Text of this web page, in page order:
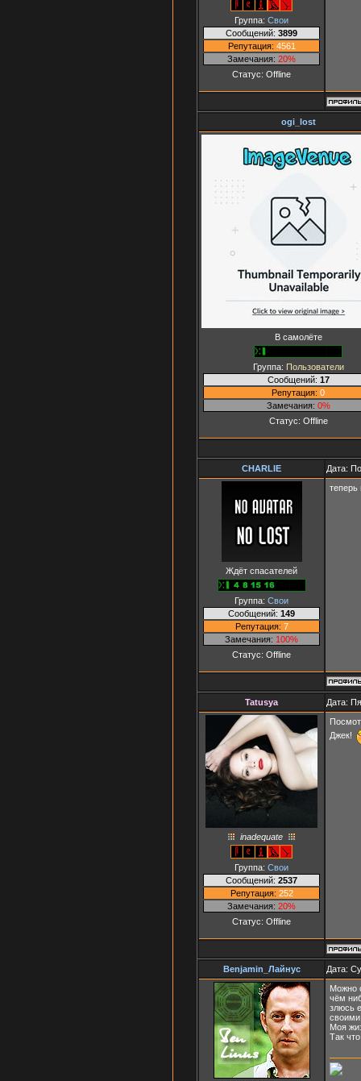
Группа: Свои
Сообщений: 3899
Репутация: 4561
Замечания: 20%
Статус: Offline
ogi_lost
В самолёте
Группа: Пользователи
Сообщений: 17
Репутация: 0
Замечания: 0%
Статус: Offline
СНАRLIЕ Дата:
Ждёт спасателей
Группа: Свои
Сообщений: 149
Репутация: 7
Замечания: 100%
Статус: Offline
теперь
Tatusya Дата:
inadequate
Группа: Свои
Сообщений: 2537
Репутация: 252
Замечания: 20%
Статус: Offline
Джек!
Benjamin_Лайнус Дата:
Можно
чём
злюсь
Моя
Так